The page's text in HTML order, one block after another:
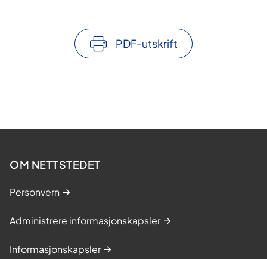
PDF-utskrift
OM NETTSTEDET
Personvern
Administrere informasjonskapsler
Informasjonskapsler